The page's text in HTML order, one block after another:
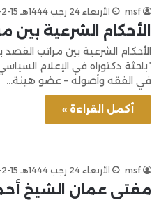
msf الأربعاء 24 رجب 1444هـ 15-2-2023م
الأحكام الشرعية بين
الأحكام الشرعية بين مراتب القصد
“باحثة دكتوراه في الإعلام
في الفقه وأصوله – عضو هيئة…
أكمل القراءة »
msf الأربعاء 24 رجب 1444هـ 15-2-2023م
مفتي عمان الشيخ